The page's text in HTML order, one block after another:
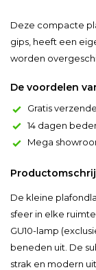
Deze compacte
gips, heeft een
worden
De voordelen
Gratis
14 dagen
Mega
De kleine
sfeer in elke
GU10-lamp
beneden uit. De
strak en modern